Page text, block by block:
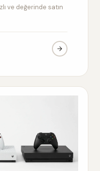
ve değerinde satın